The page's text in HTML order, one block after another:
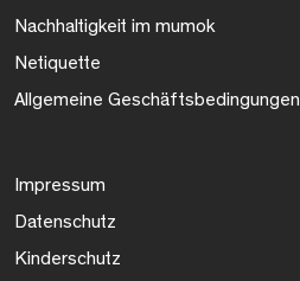
Nachhaltigkeit im mumok
Netiquette
Allgemeine Geschäftsbedingungen
Impressum
Datenschutz
Kinderschutz